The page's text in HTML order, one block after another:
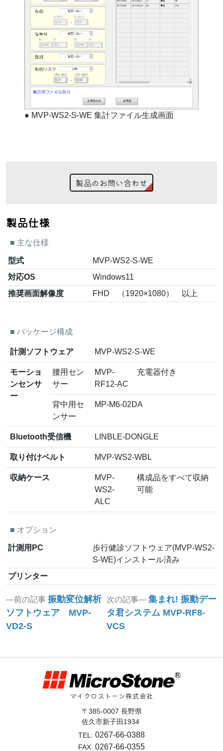
● MVP-WS2-S-WE 集計ファイル生成画面
製品のお問い合わせ
製品仕様
■ 主な仕様
型式
MVP-WS2-S-WE
対応OS
Windows11
推奨画面解像度
FHD （1920×1080） 以上
■ パッケージ構成
計測ソフトウェア MVP-WS2-S-WE
モーショ
ンセンサ
ー
腰用セン
サー
MVP-
RF12-AC
充電器付き
背中用セ
ンサー
MP-M6-02DA
Bluetooth受信機 LINBLE-DONGLE
取り付けベルト MVP-WS2-WBL
収納ケース
MVP-
WS2-
ALC
構成品をすべて収納
可能
■ オプション
計測用PC
歩行健診ソフトウェア(MVP-WS2-
S-WE)インストール済み
プリンター
投
稿
ナ
前の記事 Previous
post:
振動変位解析
ソフトウェア MVP-
VD2-S
次の記事
Next
post:
集まれ! 振動デー
タ君システム MVP-RF8-
VCS
マイクロストーン株式会社
〒385-0007 長野県
佐久市新子田1934
TEL: 0267-66-0388
FAX: 0267-66-0355